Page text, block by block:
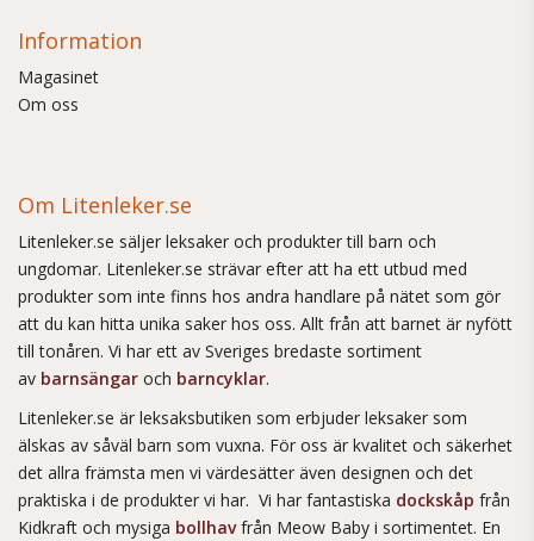
Information
Magasinet
Om oss
Om Litenleker.se
Litenleker.se säljer leksaker och produkter till barn och
ungdomar. Litenleker.se strävar efter att ha ett utbud med
produkter som inte finns hos andra handlare på nätet som gör
att du kan hitta unika saker hos oss. Allt från att barnet är nyfött
till tonåren. Vi har ett av Sveriges bredaste sortiment
av barnsängar och barncyklar.
Litenleker.se är leksaksbutiken som erbjuder leksaker som
älskas av såväl barn som vuxna. För oss är kvalitet och säkerhet
det allra främsta men vi värdesätter även designen och det
praktiska i de produkter vi har. Vi har fantastiska dockskåp från
Kidkraft och mysiga bollhavfrån Meow Baby i sortimentet. En